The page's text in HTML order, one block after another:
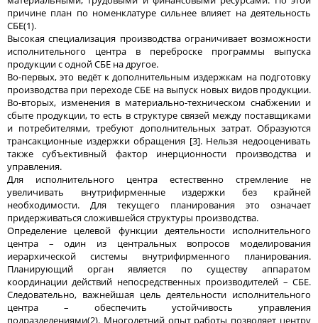
причине план по номенклатуре сильнее влияет на деятельность
СБЕ(1).
Высокая специализация производства ограничивает возможности
исполнительного центра в переброске программы выпуска
продукции с одной СБЕ на другое.
Во-первых, это ведёт к дополнительным издержкам на подготовку
производства при переходе СБЕ на выпуск новых видов продукции.
Во-вторых, изменения в материально-техническом снабжении и
сбыте продукции, то есть в структуре связей между поставщиками
и потребителями, требуют дополнительных затрат. Образуются
трансакционные издержки обращения [3]. Нельзя недооценивать
также субъективный фактор инерционности производства и
управления.
Для исполнительного центра естественно стремление не
увеличивать внутрифирменные издержки без крайней
необходимости. Для текущего планирования это означает
придерживаться сложившейся структуры производства.
Определение целевой функции деятельности исполнительного
центра – один из центральных вопросов моделирования
иерархической системы внутрифирменного планирования.
Планирующий орган является по существу аппаратом
координации действий непосредственных производителей – СБЕ.
Следовательно, важнейшая цель деятельности исполнительного
центра – обеспечить устойчивость управления
подразделениями(2). Многолетний опыт работы позволяет центру